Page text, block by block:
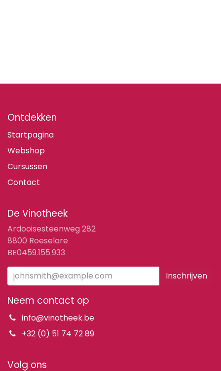
Ontdekken
Startpagina
Webshop
Cursussen
Contact
De Vinotheek
Ardooisesteenweg 282
8800 Roeselare
BE0459.155.933
Inschrijven
Neem contact op
info@vinotheek.be
+32 (0) 51 74 72 89
Volg ons